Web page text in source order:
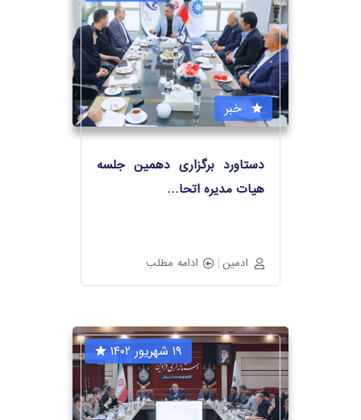
خبر
دستاورد برگزاری دهمین جلسه
هیات مدیره اتحا…
ادمین ادامه مطلب
۱۹ شهریور ۱۴۰۲